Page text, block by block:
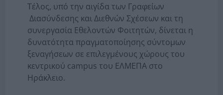
Τέλος, υπό την αιγίδα των Γραφείων
Διασύνδεσης και Διεθνών Σχέσεων και τη
συνεργασία Εθελοντών Φοιτητών, δίνεται η
δυνατότητα πραγματοποίησης σύντομων
ξεναγήσεων σε επιλεγμένους χώρους του
κεντρικού campus του ΕΛΜΕΠΑ στο
Ηράκλειο.